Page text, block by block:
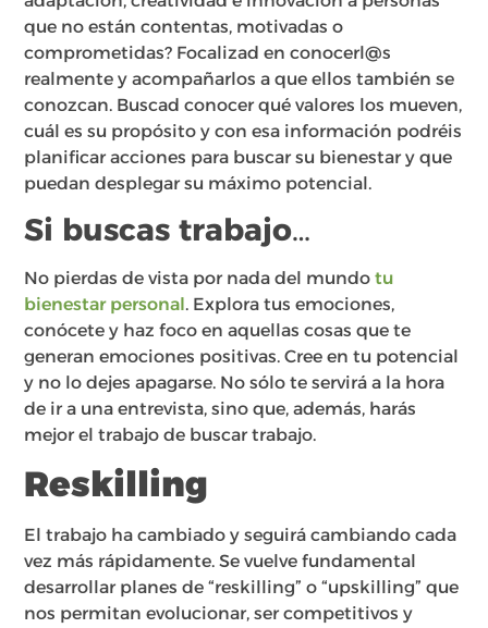
que no están contentas, motivadas o
comprometidas? Focalizad en conocerl@s
realmente y acompañarlos a que ellos también se
conozcan. Buscad conocer qué valores los mueven,
cuál es su propósito y con esa información podréis
planificar acciones para buscar su bienestar y que
puedan desplegar su máximo potencial.
Si buscas trabajo…
No pierdas de vista por nada del mundo tu
bienestar personal. Explora tus emociones,
conócete y haz foco en aquellas cosas que te
generan emociones positivas. Cree en tu potencial
y no lo dejes apagarse. No sólo te servirá a la hora
de ir a una entrevista, sino que, además, harás
mejor el trabajo de buscar trabajo.
Reskilling
El trabajo ha cambiado y seguirá cambiando cada
vez más rápidamente. Se vuelve fundamental
desarrollar planes de “reskilling” o “upskilling” que
nos permitan evolucionar, ser competitivos y